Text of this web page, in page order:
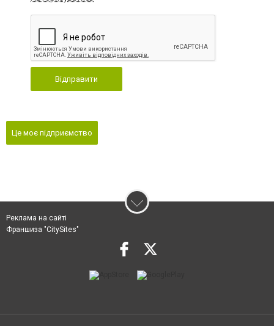
Відправити
Це моє підприємство
Реклама на сайті
Франшиза "CitySites"